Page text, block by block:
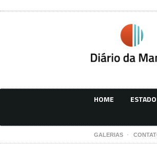
HOME ESTADO
GALERIAS